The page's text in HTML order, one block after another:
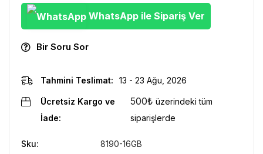
WhatsApp ile Sipariş Ver
Bir Soru Sor
Tahmini Teslimat: 13 - 23 Ağu, 2026
Ücretsiz Kargo ve
İade:
500₺ üzerindeki tüm
siparişlerde
Sku: 8190-16GB